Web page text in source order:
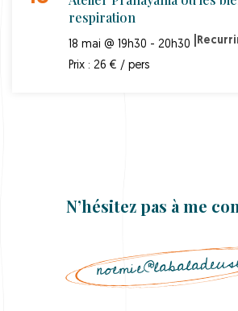
respiration
18 mai @ 19h30 - 20h30
Prix : 26 € / pers
N’hésitez pas à me